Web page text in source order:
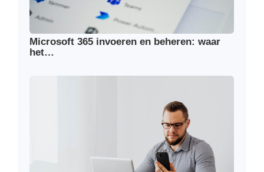
Microsoft 365 invoeren en beheren: waar
het…